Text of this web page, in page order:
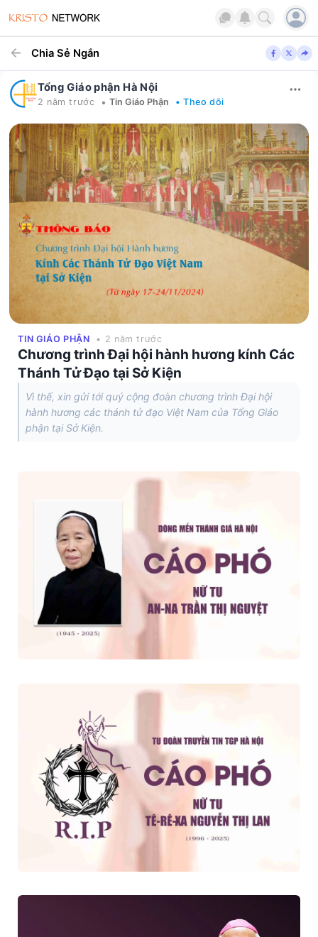
Chia Sẻ Ngắn
Tổng Giáo phận Hà Nội
2 năm trước • Tin Giáo Phận • Theo dõi
TIN GIÁO PHẬN • 2 năm trước
Chương trình Đại hội hành hương kính Các
Thánh Tử Đạo tại Sở Kiện
Vì thế, xin gửi tới quý cộng đoàn chương trình Đại hội
hành hương các thánh tử đạo Việt Nam của Tổng Giáo
phận tại Sở Kiện.